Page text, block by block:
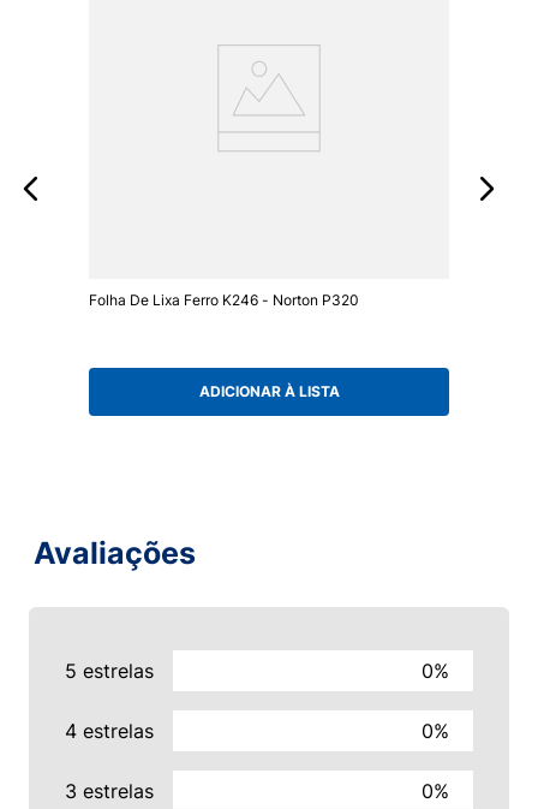
Folha De Lixa Ferro K246 - Norton P320
ADICIONAR À LISTA
Avaliações
5 estrelas 0%
4 estrelas 0%
3 estrelas 0%